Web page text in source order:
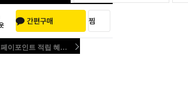
페이포인트 적립 혜택 2배 UP!